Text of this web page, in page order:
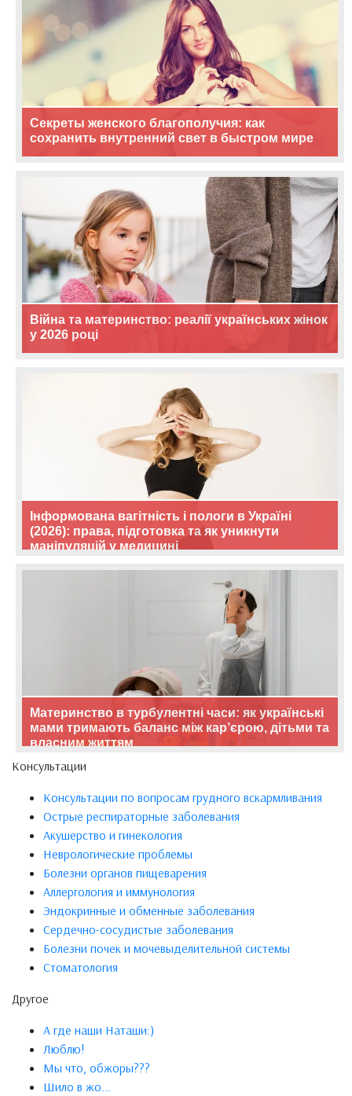
Секреты женского благополучия: как
сохранить внутренний свет в быстром мире
Війна та материнство: реалії українських жінок
у 2026 році
Інформована вагітність і пологи в Україні
(2026): права, підготовка та як уникнути
маніпуляцій у медицині
Материнство в турбулентні часи: як українські
мами тримають баланс між кар’єрою, дітьми та
власним життям
Консультации
Консультации по вопросам грудного вскармливания
Острые респираторные заболевания
Акушерство и гинекология
Неврологические проблемы
Болезни органов пищеварения
Аллергология и иммунология
Эндокринные и обменные заболевания
Сердечно-сосудистые заболевания
Болезни почек и мочевыделительной системы
Стоматология
Другое
А где наши Наташи:)
Люблю!
Мы что, обжоры???
Шило в жо...